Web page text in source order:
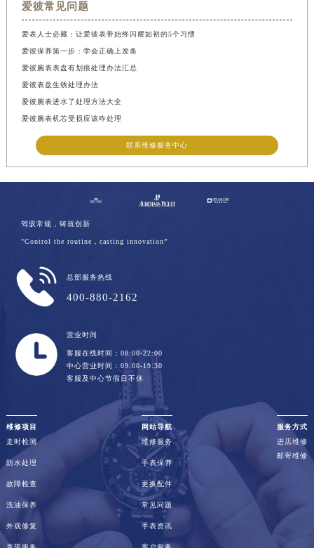
爱彼常见问题
爱表人士必藏：让爱彼表带始终闪耀如初的5个习惯
爱彼保养第一步：学会正确上发条
爱彼腕表表盘有划痕处理办法汇总
爱彼表盘生锈处理办法
爱彼腕表进水了处理方法大全
爱彼腕表机芯受损应该咋处理
联系维修服务中心
驾驭常规，铸就创新
"Control the routine，casting innovation”
总部服务热线
400-880-2162
营业时间
客服在线时间：08:00-22:00
中心营业时间：09:00-19:30
客服及中心节假日不休
维修项目
走时检测
防水处理
故障检查
洗油保养
外观修复
网站导航
维修服务
手表保养
更换配件
常见问题
手表资讯
服务方式
进店维修
邮寄维修